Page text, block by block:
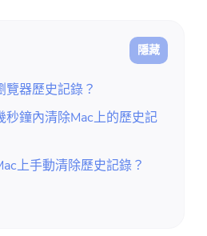
器歷史記錄？
秒鐘內清除Mac上的歷史記
上手動清除歷史記錄？